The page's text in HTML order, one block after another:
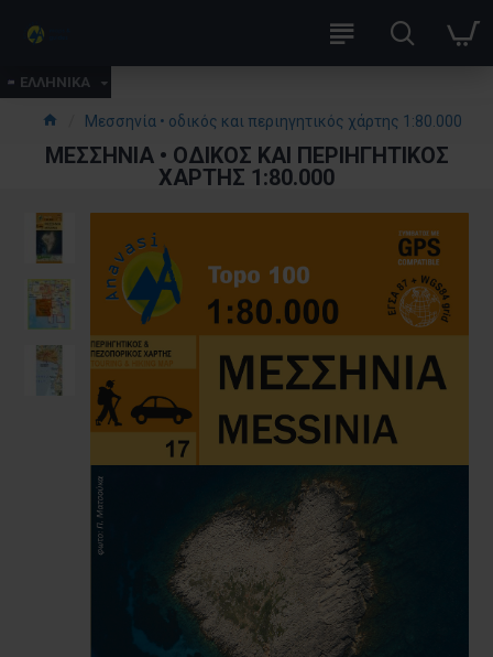
ΕΛΛΗΝΙΚΑ
Μεσσηνία • οδικός και περιηγητικός χάρτης 1:80.000
ΜΕΣΣΗΝΊΑ • ΟΔΙΚΌΣ ΚΑΙ ΠΕΡΙΗΓΗΤΙΚΌΣ
ΧΆΡΤΗΣ 1:80.000